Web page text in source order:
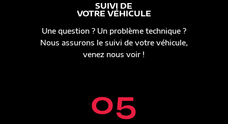
SUIVI DE
VOTRE VÉHICULE
Une question ? Un problème technique ?
Nous assurons le suivi de votre véhicule,
venez nous voir !
05